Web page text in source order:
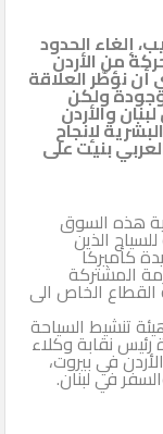
إلغاء الحدود
من الأردن
أن نؤطّر العلاقة
ولكن
والأردن
لإنجاح
بنيت على
هذه السوق
الذين
كأميركا
المشتركة
القطاع الخاص الى
تنشيط السياحة
رئيس نقابة وكلاء
في بيروت،
في لبنان.